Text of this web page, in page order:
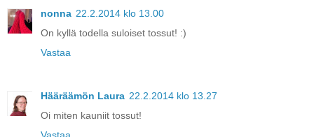
nonna 22.2.2014 klo 13.00
On kyllä todella suloiset tossut! :)
Vastaa
Hääräämön Laura 22.2.2014 klo 13.27
Oi miten kauniit tossut!